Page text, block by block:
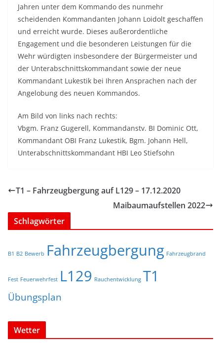
Jahren unter dem Kommando des nunmehr
scheidenden Kommandanten Johann Loidolt geschaffen
und erreicht wurde. Dieses außerordentliche
Engagement und die besonderen Leistungen für die
Wehr würdigten insbesondere der Bürgermeister und
der Unterabschnittskommandant sowie der neue
Kommandant Lukestik bei Ihren Ansprachen nach der
Angelobung des neuen Kommandos.
Am Bild von links nach rechts:
Vbgm. Franz Gugerell, Kommandanstv. BI Dominic Ott,
Kommandant OBI Franz Lukestik, Bgm. Johann Hell,
Unterabschnittskommandant HBI Leo Stiefsohn
T1 – Fahrzeugbergung auf L129 – 17.12.2020
Maibaumaufstellen 2022
Schlagwörter
B1 B2 Bewerb Fahrzeugbergung Fahrzeugbrand
Fest Feuerwehrfest L129 Rauchentwicklung T1
Übungsplan
Wetter